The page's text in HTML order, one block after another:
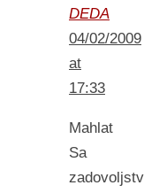
DEDA
04/02/2009
at
17:33
Mahlat
Sa